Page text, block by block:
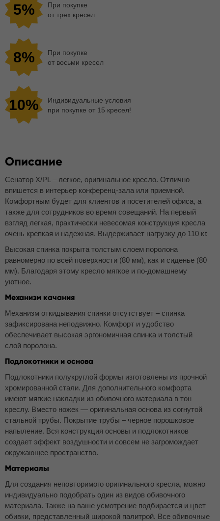
5%
При покупке
от трех кресел
8%
При покупке
от восьми кресел
10%
Индивидуальные условия
при покупке от 15 кресел!
Описание
Сенатор X/PL – легкое, оригинальное кресло. Отлично
впишется в интерьер конференц-зала или приемной.
Комфортным будет для клиентов и посетителей офиса, а
также для сотрудников во время совещаний. На первый
взгляд легкая, практически невесомая конструкция кресла
очень крепкая и надежная. Выдерживает нагрузку до 110 кг.
Высокая спинка покрыта толстым слоем поролона
равномерно по всей поверхности (80 мм), как и сиденье (80
мм). Благодаря этому кресло мягкое и по-домашнему
уютное.
Механизм качания
Механизм откидывания спинки отсутствует – спинка
зафиксирована неподвижно. Комфорт и удобство
обеспечивает высокая эргономичная спинка и толстый
слой поролона.
Подлокотники и основа
Подлокотники полукруглой формы изготовлены из прочной
хромированной стали. Для дополнительного комфорта
имеют мягкие накладки из обивочного материала в тон
креслу. Вместо ножек — оригинальная основа из согнутой
стальной трубы. Покрытие трубы – черное порошковое
напыление. Вся конструкция основы и подлокотников
создает эффект воздушности и совсем не загромождает
окружающее пространство.
Материалы
Для создания неповторимого оригинального кресла, можно
индивидуально подобрать один из видов обивочного
материала. Также на ваше усмотрение подбирается и цвет
обивки, представленный широкой палитрой. Все обивочные